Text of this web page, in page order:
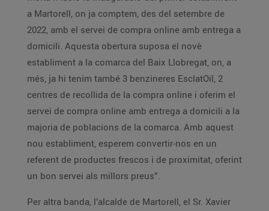
a Martorell, on ja comptem, des del setembre de
2022, amb el servei de compra online amb entrega a
domicili. Aquesta obertura suposa el novè
establiment a la comarca del Baix Llobregat, on, a
més, ja hi tenim també 3 benzineres EsclatOil, 2
centres de recollida de la compra online i oferim el
servei de compra online amb entrega a domicili a la
majoria de poblacions de la comarca. Amb aquest
nou establiment, esperem convertir-nos en un
referent de productes frescos i de proximitat, oferint
un bon servei als millors preus”.
Per altra banda, l’alcalde de Martorell, el Sr. Xavier